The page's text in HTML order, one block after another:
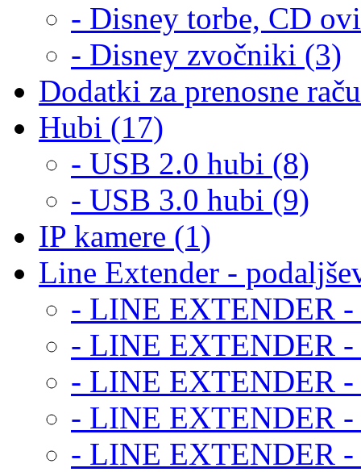
- Disney torbe, CD
- Disney zvočniki (3)
Dodatki za prenosne
Hubi (17)
- USB 2.0 hubi (8)
- USB 3.0 hubi (9)
IP kamere (1)
Line Extender -
- LINE EXTENDER
- LINE EXTENDER
- LINE EXTENDER -
- LINE EXTENDER -
- LINE EXTENDER